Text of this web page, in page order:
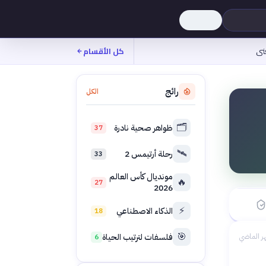
كل الأقسام
الماضي
ابدأ ←
الماضي
رائج الكل
🗂️ ظواهر صحية نادرة 37
🛰️ رحلة أرتيمس 2 33
🔥 مونديال كأس العالم
2026
27
⚡ الذكاء الاصطناعي 18
🎯 فلسفات لترتيب الحياة 6